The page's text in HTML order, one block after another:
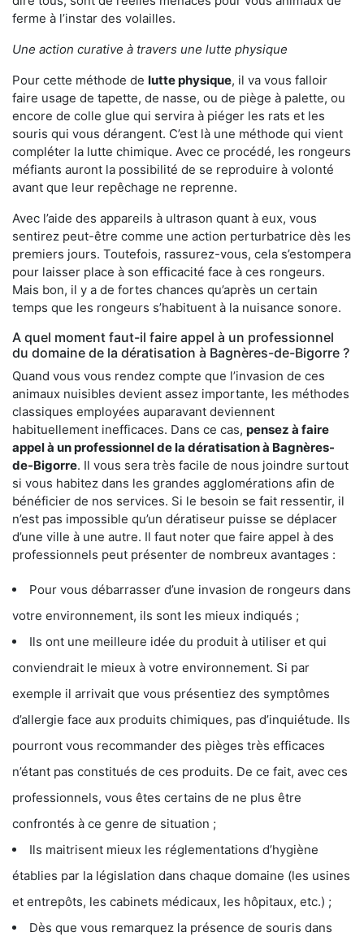
ferme à l’instar des volailles.
Une action curative à travers une lutte physique
Pour cette méthode de lutte physique, il va vous falloir
faire usage de tapette, de nasse, ou de piège à palette, ou
encore de colle glue qui servira à piéger les rats et les
souris qui vous dérangent. C’est là une méthode qui vient
compléter la lutte chimique. Avec ce procédé, les rongeurs
méfiants auront la possibilité de se reproduire à volonté
avant que leur repêchage ne reprenne.
Avec l’aide des appareils à ultrason quant à eux, vous
sentirez peut-être comme une action perturbatrice dès les
premiers jours. Toutefois, rassurez-vous, cela s’estompera
pour laisser place à son efficacité face à ces rongeurs.
Mais bon, il y a de fortes chances qu’après un certain
temps que les rongeurs s’habituent à la nuisance sonore.
A quel moment faut-il faire appel à un professionnel
du domaine de la dératisation à Bagnères-de-Bigorre ?
Quand vous vous rendez compte que l’invasion de ces
animaux nuisibles devient assez importante, les méthodes
classiques employées auparavant deviennent
habituellement inefficaces. Dans ce cas, pensez à faire
appel à un professionnel de la dératisation à Bagnères-
de-Bigorre. Il vous sera très facile de nous joindre surtout
si vous habitez dans les grandes agglomérations afin de
bénéficier de nos services. Si le besoin se fait ressentir, il
n’est pas impossible qu’un dératiseur puisse se déplacer
d’une ville à une autre. Il faut noter que faire appel à des
professionnels peut présenter de nombreux avantages :
Pour vous débarrasser d’une invasion de rongeurs dans
votre environnement, ils sont les mieux indiqués ;
Ils ont une meilleure idée du produit à utiliser et qui
conviendrait le mieux à votre environnement. Si par
exemple il arrivait que vous présentiez des symptômes
d’allergie face aux produits chimiques, pas d’inquiétude. Ils
pourront vous recommander des pièges très efficaces
n’étant pas constitués de ces produits. De ce fait, avec ces
professionnels, vous êtes certains de ne plus être
confrontés à ce genre de situation ;
Ils maitrisent mieux les réglementations d’hygiène
établies par la législation dans chaque domaine (les usines
et entrepôts, les cabinets médicaux, les hôpitaux, etc.) ;
Dès que vous remarquez la présence de souris dans